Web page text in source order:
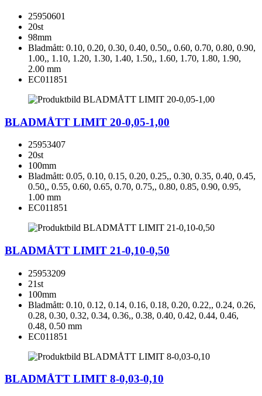
25950601
20st
98mm
Bladmått: 0.10, 0.20, 0.30, 0.40, 0.50,, 0.60, 0.70, 0.80, 0.90,
1.00,, 1.10, 1.20, 1.30, 1.40, 1.50,, 1.60, 1.70, 1.80, 1.90,
2.00 mm
EC011851
BLADMÅTT LIMIT 20-0,05-1,00
25953407
20st
100mm
Bladmått: 0.05, 0.10, 0.15, 0.20, 0.25,, 0.30, 0.35, 0.40, 0.45,
0.50,, 0.55, 0.60, 0.65, 0.70, 0.75,, 0.80, 0.85, 0.90, 0.95,
1.00 mm
EC011851
BLADMÅTT LIMIT 21-0,10-0,50
25953209
21st
100mm
Bladmått: 0.10, 0.12, 0.14, 0.16, 0.18, 0.20, 0.22,, 0.24, 0.26,
0.28, 0.30, 0.32, 0.34, 0.36,, 0.38, 0.40, 0.42, 0.44, 0.46,
0.48, 0.50 mm
EC011851
BLADMÅTT LIMIT 8-0,03-0,10